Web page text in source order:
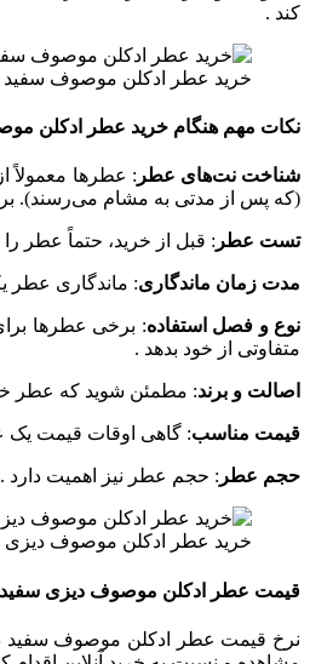
کند .
خرید عطر ادکلن موصوف سفید
نکات مهم هنگام خرید عطر ادکلن
شناخت نت‌های عطر : عطرها معمولاً
(که پس از مدتی به مشام می‌رسند).
تست عطر : قبل از خرید، حتماً عطر
مدت زمان ماندگاری: ماندگاری عطر
نوع و فصل استفاده: برخی عطرها
متفاوتی از خود بدهد .
اصالت و برند: مطمئن شوید که عطر
قیمت مناسب: گاهی اوقات قیمت یک
حجم عطر : حجم عطر نیز اهمیت دارد .
خرید عطر ادکلن موصوف دیزی
قیمت عطر ادکلن موصوف دیزی سفید
نرخ قیمت عطر ادکلن موصوف سفید